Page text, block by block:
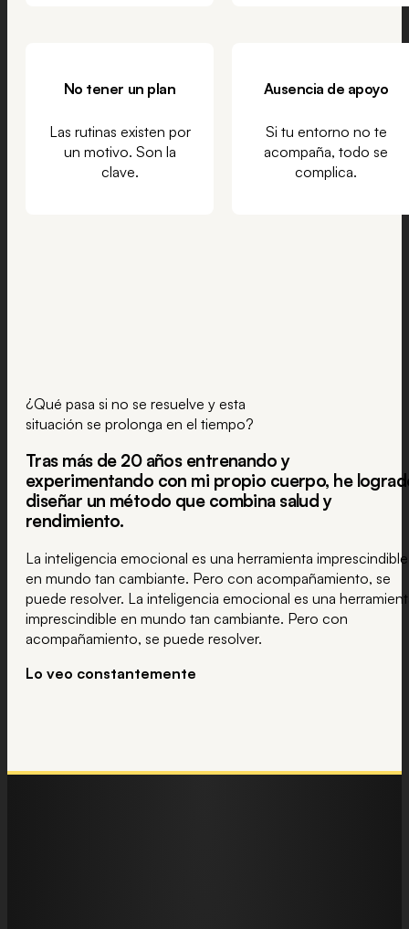
No tener un plan
Las rutinas existen por
un motivo. Son la
clave.
Ausencia de apoyo
Si tu entorno no te
acompaña, todo se
complica.
¿Qué pasa si no se resuelve y esta
situación se prolonga en el tiempo?
Tras más de 20 años entrenando y
experimentando con mi propio cuerpo, he
diseñar un método que combina salud y
rendimiento.
La inteligencia emocional es una herramienta imprescindible
en mundo tan cambiante. Pero con acompañamiento, se
puede resolver. La inteligencia emocional es una
imprescindible en mundo tan cambiante. Pero con
acompañamiento, se puede resolver.
Lo veo constantemente